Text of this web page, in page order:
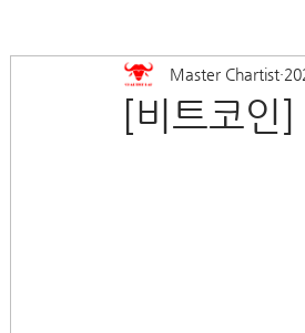
[비트코
Master Chartist